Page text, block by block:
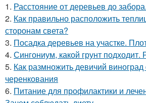
1. Расстояние от деревьев до
2. Как правильно расположить
сторонам света?
3. Посадка деревьев на участке.
4. Сингониум, какой грунт
5. Как размножить девичий
черенкования
6. Питание для профилактики и